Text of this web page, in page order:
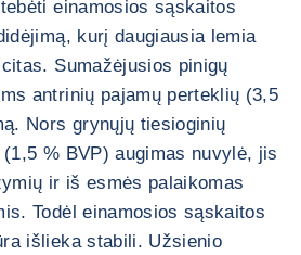
einamosios sąskaitos
kurį daugiausia lemia
Sumažėjusios pinigų
antrinių pajamų perteklių (3,5
Nors grynųjų tiesioginių
% BVP) augimas nuvylė, jis
ir iš esmės palaikomas
Todėl einamosios sąskaitos
išlieka stabili. Užsienio